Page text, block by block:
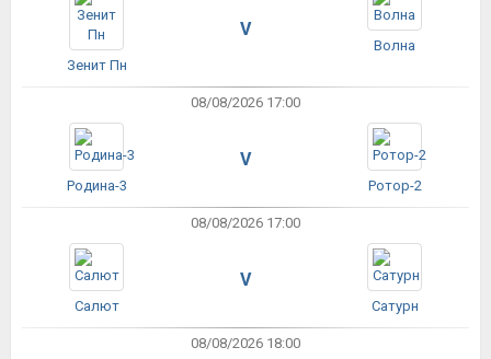
Зенит Пн
V
Волна
08/08/2026 17:00
Родина-3
V
Ротор-2
08/08/2026 17:00
Салют
V
Сатурн
08/08/2026 18:00